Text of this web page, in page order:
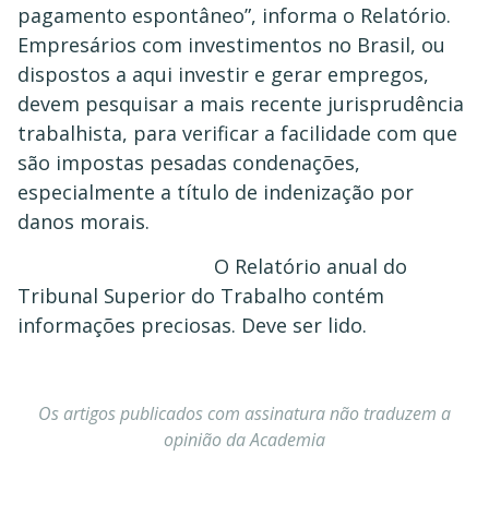
pagamento espontâneo”, informa o Relatório.
Empresários com investimentos no Brasil, ou
dispostos a aqui investir e gerar empregos,
devem pesquisar a mais recente jurisprudência
trabalhista, para verificar a facilidade com que
são impostas pesadas condenações,
especialmente a título de indenização por
danos morais.
O Relatório anual do
Tribunal Superior do Trabalho contém
informações preciosas. Deve ser lido.
Os artigos publicados com assinatura não traduzem a
opinião da Academia